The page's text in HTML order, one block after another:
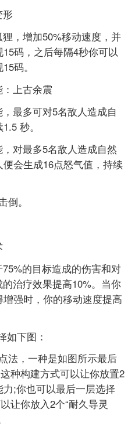
形
，增加50%移动速度，并
码，之后每隔4秒你可以
码。
上古余震
最多可对5名敌人造成自
秒。
对最多5名敌人造成自然
会生成16点怒气值，持续
。
的目标造成的伤害和对
治疗效果提高10%。当你
强时，你的移动速度提高
如下图：
法，一种是如图所示最后
种构建方式可以让你放置2
;你也可以最后一层选择
让你放入2个“耐久导灵